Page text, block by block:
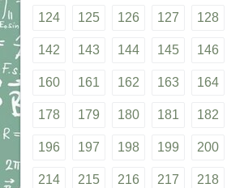
124 125 126 127 128
142 143 144 145 146
160 161 162 163 164
178 179 180 181 182
196 197 198 199 200
214 215 216 217 218